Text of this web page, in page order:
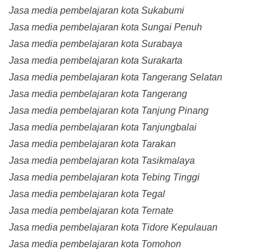
Jasa media pembelajaran kota Sukabumi
Jasa media pembelajaran kota Sungai Penuh
Jasa media pembelajaran kota Surabaya
Jasa media pembelajaran kota Surakarta
Jasa media pembelajaran kota Tangerang Selatan
Jasa media pembelajaran kota Tangerang
Jasa media pembelajaran kota Tanjung Pinang
Jasa media pembelajaran kota Tanjungbalai
Jasa media pembelajaran kota Tarakan
Jasa media pembelajaran kota Tasikmalaya
Jasa media pembelajaran kota Tebing Tinggi
Jasa media pembelajaran kota Tegal
Jasa media pembelajaran kota Ternate
Jasa media pembelajaran kota Tidore Kepulauan
Jasa media pembelajaran kota Tomohon